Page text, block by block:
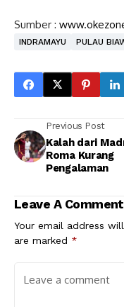
Sumber :
INDRAMAYU PULAU
Previous Post
Kalah dari
Roma Kurang
Pengalaman
Leave A Comment
Your email address
are marked *